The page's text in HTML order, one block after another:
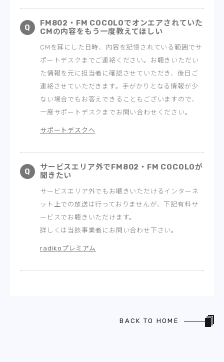
FM802・FM COCOLOでオンエアされていた
CMの内容をもう一度教えてほしい
CMを耳にした日時、内容を記憶されている範囲でサ
ポートデスクまでご連絡ください。お聴きいただい
た情報を元に担当者に確認させていただき、後日ご
連絡させていただきます。手がかりとなる情報が少
ない場合でもお答えできることもございますので、
一度サポートデスクまでお問い合わせください。
サポートデスクへ
サービスエリア外でFM802・FM COCOLOが
聞きたい
サービスエリア外でもお聴きいただけるインターネ
ット上での放送は行っておりませんが、下記有料サ
ービスでお聴きいただけます。
詳しくは当該事業者にお問い合わせ下さい。
radikoプレミアム
BACK TO HOME